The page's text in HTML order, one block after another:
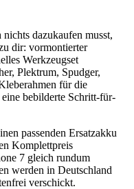
dazukaufen musst,
dir: vormontierter
Werkzeugset
Plektrum, Spudger,
für die
bebilderte Schritt-für-
passenden Ersatzakku
Komplettpreis
7 gleich rundum
werden in Deutschland
verschickt.